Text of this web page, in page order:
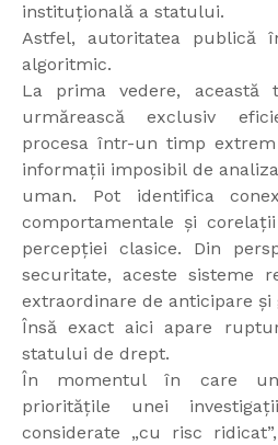
instituțională a statului.
Astfel, autoritatea publică
algoritmic.
La prima vedere, această
urmărească exclusiv
procesa într-un timp
informații imposibil de
uman. Pot identifica
comportamentale și
percepției clasice. Din
securitate, aceste sisteme
extraordinare de anticipare
Însă exact aici apare
statului de drept.
În momentul în care un
prioritățile unei
considerate „cu risc